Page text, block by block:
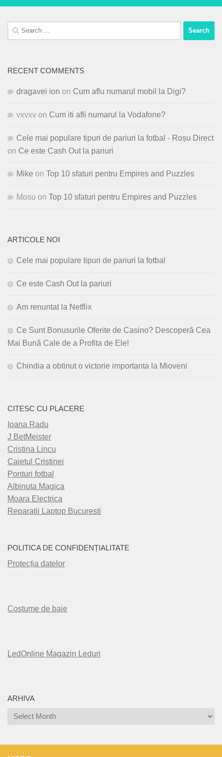
Search
for:
RECENT COMMENTS
dragavei ion on Cum aflu numarul mobil la Digi?
vxvxv on Cum iti afli numarul la Vodafone?
Cele mai populare tipuri de pariuri la fotbal - Roșu Direct
on Ce este Cash Out la pariuri
Mike on Top 10 sfaturi pentru Empires and Puzzles
Mosu on Top 10 sfaturi pentru Empires and Puzzles
ARTICOLE NOI
Cele mai populare tipuri de pariuri la fotbal
Ce este Cash Out la pariuri
Am renuntat la Netflix
Ce Sunt Bonusurile Oferite de Casino? Descoperă Cea
Mai Bună Cale de a Profita de Ele!
Chindia a obtinut o victorie importanta la Mioveni
CITESC CU PLACERE
Ioana Radu
J BetMeister
Cristina Lincu
Caietul Cristinei
Ponturi fotbal
Albinuta Magica
Moara Electrica
Reparatii Laptop Bucuresti
POLITICA DE CONFIDENȚIALITATE
Protecția datelor
Costume de baie
LedOnline Magazin Leduri
ARHIVA
Arhiva